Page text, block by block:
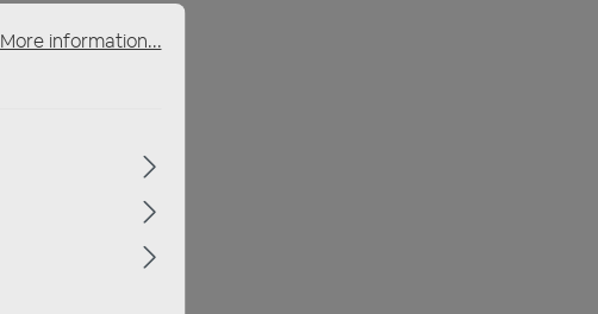
More information...